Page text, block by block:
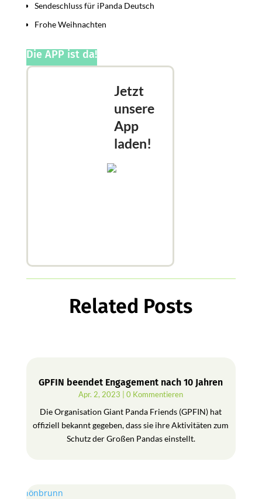
Sendeschluss für iPanda Deutsch
Frohe Weihnachten
Die APP ist da!
Jetzt
unsere
App
laden!
Related Posts
GPFIN beendet Engagement nach 10 Jahren
Apr. 2, 2023 | 0 Kommentieren
Die Organisation Giant Panda Friends (GPFIN) hat
offiziell bekannt gegeben, dass sie ihre Aktivitäten zum
Schutz der Großen Pandas einstellt.